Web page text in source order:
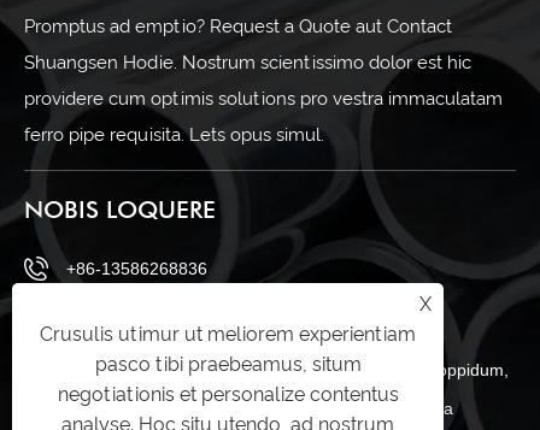
Promptus ad emptio? Request a Quote aut Contact
Shuangsen Hodie. Nostrum scientissimo dolor est hic
providere cum optimis solutions pro vestra immaculatam
ferro pipe requisita. Lets opus simul.
NOBIS LOQUERE
+86-13586268836
No.66, A regio, Daitoucai industriae zona, zeguo oppidum,
Wenling urbem, Taizhou, Zhejiang provinciam Sina
X
Crusulis utimur ut meliorem experientiam
pasco tibi praebeamus, situm
negotiationis et personalize contentus
analyse. Hoc situ utendo, ad nostrum